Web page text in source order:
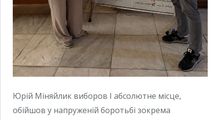
Юрій Міняйлик виборов І абсолютне місце,
обійшов у напруженій боротьбі зокрема